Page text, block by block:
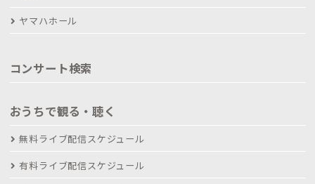
ヤマハホール
コンサート検索
おうちで観る・聴く
無料ライブ配信スケジュール
有料ライブ配信スケジュール